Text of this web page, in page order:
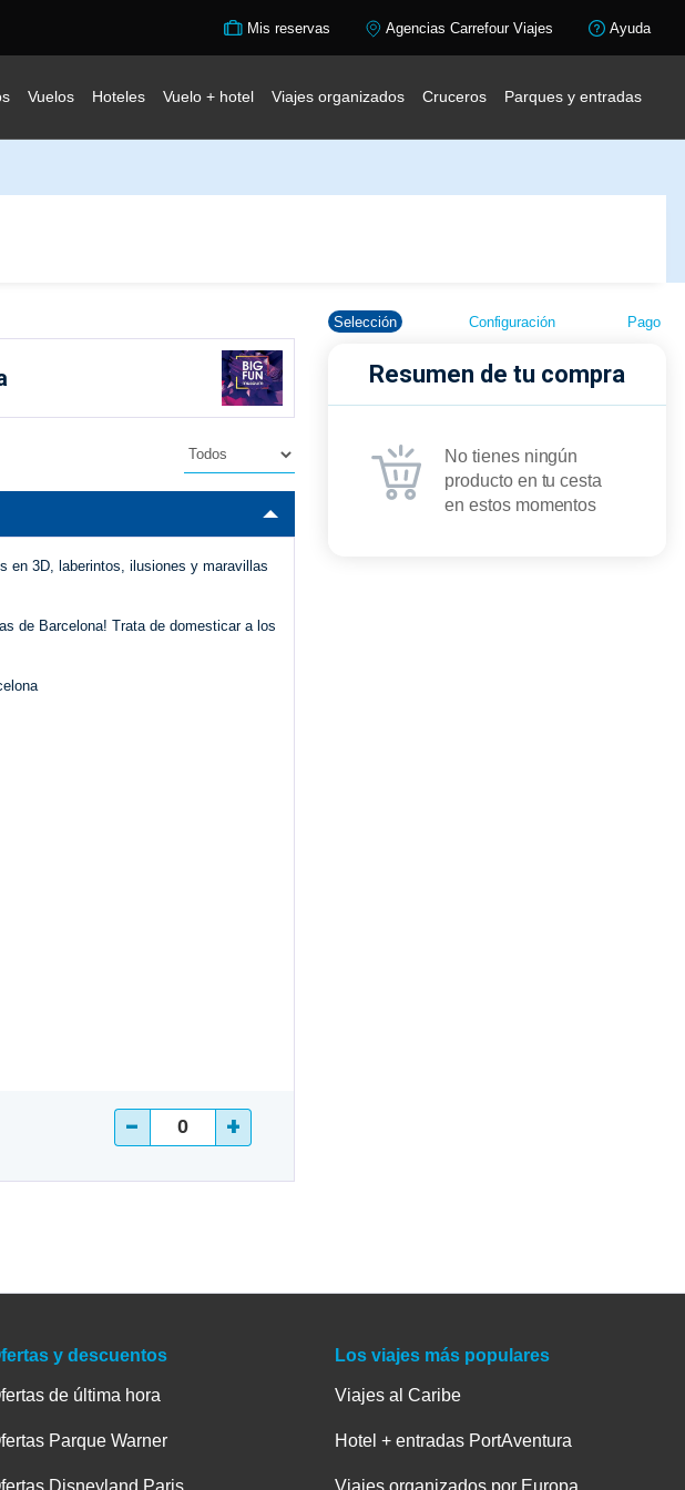
Mis reservas Agencias Carrefour Viajes Ayuda
Vuelos Hoteles Vuelo + hotel Viajes organizados Cruceros Parques y entradas
en 3D, laberintos, ilusiones y maravillas
de Barcelona! Trata de domesticar a los
- +
Selección Configuración Pago
Resumen de tu compra
No tienes ningún
producto en tu cesta
en estos momentos
y descuentos
de última hora
Parque Warner
Disneyland Paris
Los viajes más populares
Viajes al Caribe
Hotel + entradas PortAventura
Viajes organizados por Europa